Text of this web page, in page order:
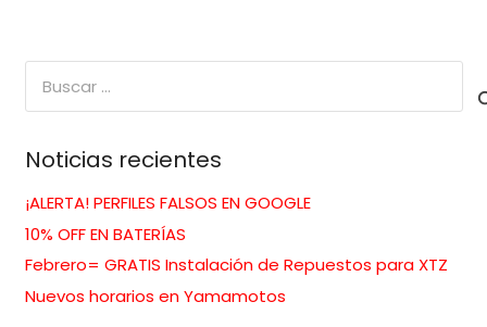
Noticias recientes
¡ALERTA! PERFILES FALSOS EN GOOGLE
10% OFF EN BATERÍAS
Febrero= GRATIS Instalación de Repuestos para XTZ
Nuevos horarios en Yamamotos